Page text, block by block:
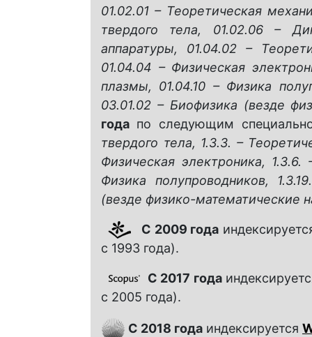
01.02.01 – Теоретическая
твердого тела, 01.02.06 –
аппаратуры, 01.04.02 –
01.04.04 – Физическая
плазмы, 01.04.10 – Физика
03.01.02 – Биофизика (везде
года по следующим
твердого тела, 1.3.3. –
Физическая электроника,
Физика полупроводников,
(везде физико-математические
С 2009 года
с 1993 года).
С 2017 года
с 2005 года).
С 2018 года индексируется